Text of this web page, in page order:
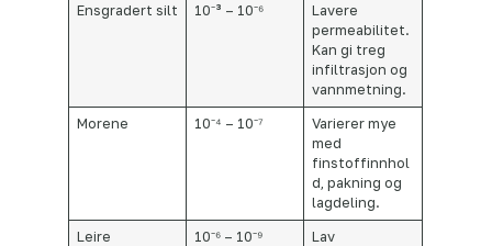
Ensgradert silt 10⁻³ – 10⁻⁶
Lavere
permeabilitet.
Kan gi treg
infiltrasjon og
vannmetning.
Morene 10⁻⁴ – 10⁻⁷
Varierer mye
med
finstoffinnhol
d, pakning og
lagdeling.
Leire 10⁻⁶ – 10⁻⁹
Lav